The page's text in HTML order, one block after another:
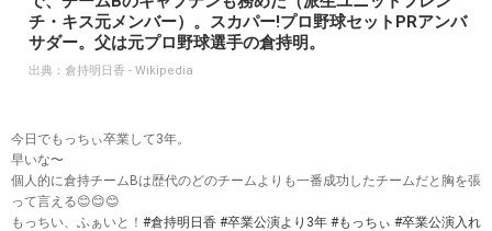
チ・キス元メンバー）。スカパー!プロ野球セットPRアンバ
サダー。父は元プロ野球選手の倉持明。
出典： 倉持明日香 - Wikipedia
今日でもっちぃ卒業して3年。
早いな〜
個人的に倉持チームBは歴代のどのチームよりも一番成功したチームだと胸を張
って言える😊😊😊
もっちい、ふぁいと！ #倉持明日香 #卒業公演より3年 #もっちぃ #卒業公演入れ